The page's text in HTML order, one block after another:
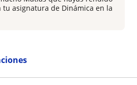
tu asignatura de Dinámica en la